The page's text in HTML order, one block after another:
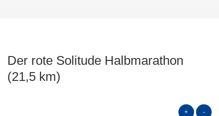
Der rote Solitude Halbmarathon
(21,5 km)
+ -